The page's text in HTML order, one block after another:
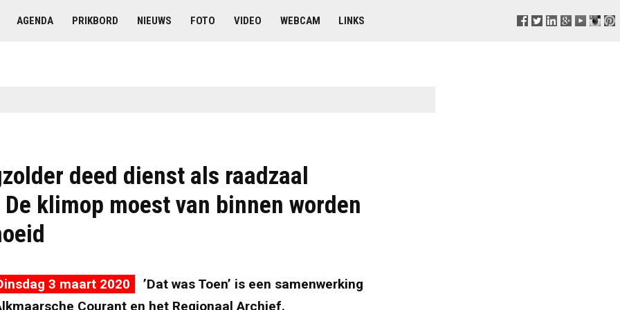
AGENDA PRIKBORD NIEUWS FOTO VIDEO WEBCAM LINKS
deed dienst als raadzaal
klimop moest van binnen worden
3 maart 2020
’Dat was Toen’ is een samenwerking
Courant en het Regionaal Archief.